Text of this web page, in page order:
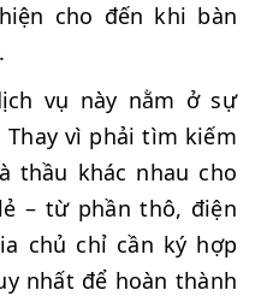
cho đến khi bàn
vụ này nằm ở sự
vì phải tìm kiếm
thầu khác nhau cho
– từ phần thô, điện
chủ chỉ cần ký hợp
nhất để hoàn thành